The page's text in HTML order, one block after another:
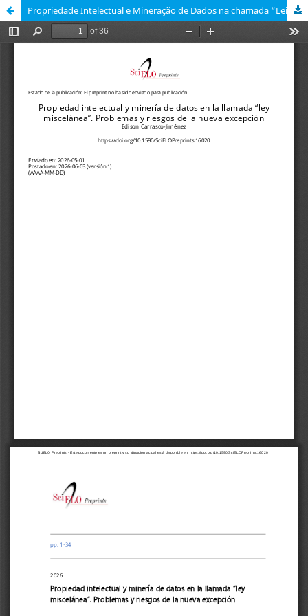
Propriedade Intelectual e Mineração de Dados na chamada “Lei Miscelânea” no Chile. Problemas e Riscos da Nova Exceção